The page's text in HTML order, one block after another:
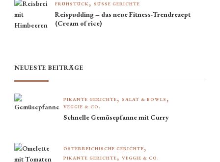
FRÜHSTÜCK SÜSSE GERICHTE
Reispudding – das neue Fitness-Trendrezept
(Cream of rice)
NEUESTE BEITRÄGE
PIKANTE GERICHTE
SALAT & BOWLS
VEGGIE & CO.
Schnelle Gemüsepfanne mit Curry
ÖSTERREICHISCHE GERICHTE
PIKANTE GERICHTE
VEGGIE & CO.